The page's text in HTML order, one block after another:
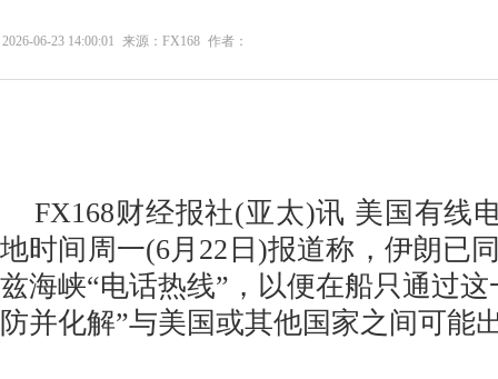
2026-06-23 14:00:01 来源：FX168 作者：
FX168财经报社(亚太)讯 美国有线
地时间周一(6月22日)报道称，伊朗已
兹海峡“电话热线”，以便在船只通过
防并化解”与美国或其他国家之间可能